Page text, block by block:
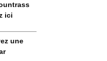
ici
une